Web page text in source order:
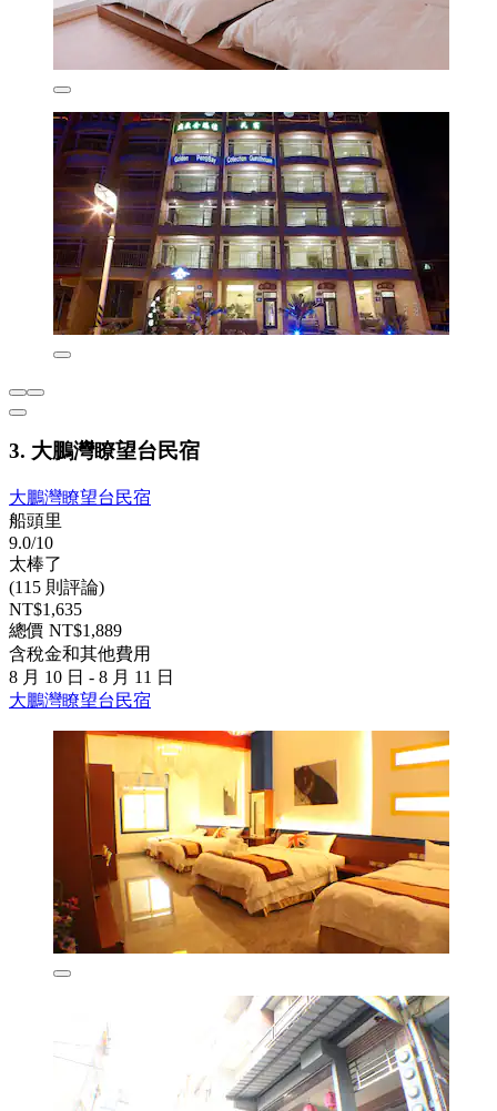
3. 大鵬灣瞭望台民宿
大鵬灣瞭望台民宿
船頭里
9.0/10
太棒了
(115 則評論)
NT$1,635
總價 NT$1,889
含稅金和其他費用
8 月 10 日 - 8 月 11 日
大鵬灣瞭望台民宿